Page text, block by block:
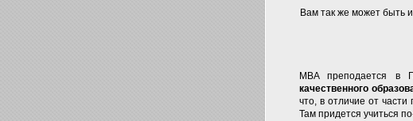
Вам так же может быть
MBA преподается в
качественного
что, в отличие от
Там придется учиться